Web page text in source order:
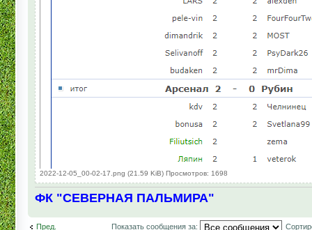
2022-12-05_00-02-17.png (21.59 KiB) Просмотров: 1698
ФК "СЕВЕРНАЯ ПАЛЬМИРА"
Пред. Показать сообщения за: